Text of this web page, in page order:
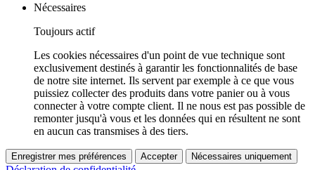
Nécessaires
Toujours actif
Les cookies nécessaires d'un point de vue technique sont
exclusivement destinés à garantir les fonctionnalités de base
de notre site internet. Ils servent par exemple à ce que vous
puissiez collecter des produits dans votre panier ou à vous
connecter à votre compte client. Il ne nous est pas possible de
remonter jusqu'à vous et les données qui en résultent ne sont
en aucun cas transmises à des tiers.
Enregistrer mes préférences Accepter Nécessaires uniquement